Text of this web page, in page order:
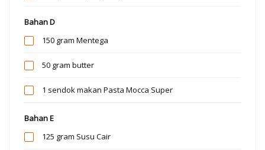
Bahan D
150 gram Mentega
50 gram butter
1 sendok makan Pasta Mocca Super
Bahan E
125 gram Susu Cair